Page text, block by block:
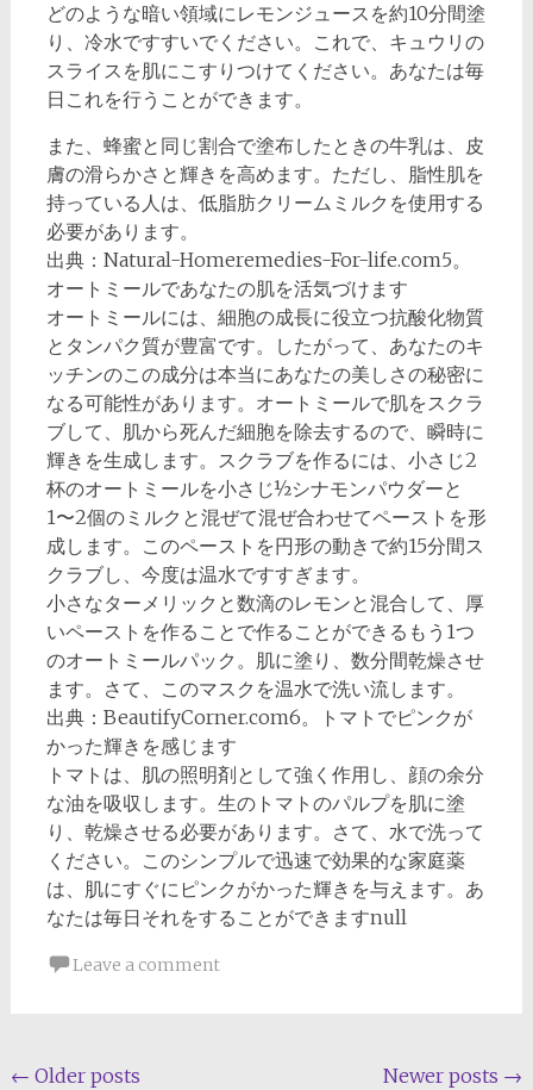
どのような暗い領域にレモンジュースを約10分間塗
り、冷水ですすいでください。これで、キュウリの
スライスを肌にこすりつけてください。あなたは毎
日これを行うことができます。
また、蜂蜜と同じ割合で塗布したときの牛乳は、皮
膚の滑らかさと輝きを高めます。ただし、脂性肌を
持っている人は、低脂肪クリームミルクを使用する
必要があります。
出典：Natural-Homeremedies-For-life.com5。
オートミールであなたの肌を活気づけます
オートミールには、細胞の成長に役立つ抗酸化物質
とタンパク質が豊富です。したがって、あなたのキ
ッチンのこの成分は本当にあなたの美しさの秘密に
なる可能性があります。オートミールで肌をスクラ
ブして、肌から死んだ細胞を除去するので、瞬時に
輝きを生成します。スクラブを作るには、小さじ2
杯のオートミールを小さじ½シナモンパウダーと
1〜2個のミルクと混ぜて混ぜ合わせてペーストを形
成します。このペーストを円形の動きで約15分間ス
クラブし、今度は温水ですすぎます。
小さなターメリックと数滴のレモンと混合して、厚
いペーストを作ることで作ることができるもう1つ
のオートミールパック。肌に塗り、数分間乾燥させ
ます。さて、このマスクを温水で洗い流します。
出典：BeautifyCorner.com6。トマトでピンクが
かった輝きを感じます
トマトは、肌の照明剤として強く作用し、顔の余分
な油を吸収します。生のトマトのパルプを肌に塗
り、乾燥させる必要があります。さて、水で洗って
ください。このシンプルで迅速で効果的な家庭薬
は、肌にすぐにピンクがかった輝きを与えます。あ
なたは毎日それをすることができますnull
Leave a comment
Posts
← Older posts Newer posts →